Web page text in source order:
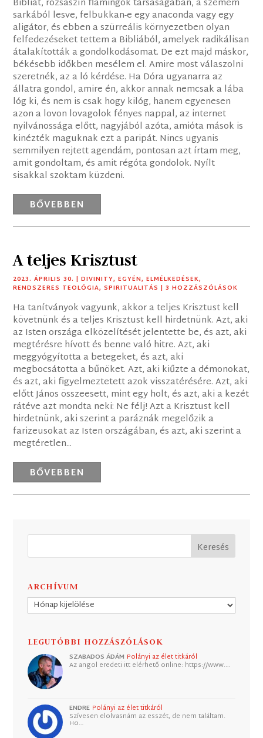
Bibliát, rózsaszín flamingók társaságában, a szemem
sarkából lesve, felbukkan-e egy anaconda vagy egy
aligátor, és ebben a szürreális környezetben olyan
felfedezéseket tettem a Bibliából, amelyek radikálisan
átalakították a gondolkodásomat. De ezt majd máskor,
békésebb időkben mesélem el. Amire most válaszolni
szeretnék, az a ló kérdése. Ha Dóra ugyanarra az
állatra gondol, amire én, akkor annak nemcsak a lába
lóg ki, és nem is csak hogy kilóg, hanem egyenesen
azon a lovon lovagolok fényes nappal, az internet
nyilvánossága előtt, nagyjából azóta, amióta mások is
kinézték maguknak ezt a paripát. Nincs ugyanis
semmilyen rejtett agendám, pontosan azt írtam meg,
amit gondoltam, és amit régóta gondolok. Nyílt
sisakkal szoktam küzdeni.
BŐVEBBEN
A teljes Krisztust
2023. ÁPRILIS 30. |DIVINITY,EGYÉN,ELMÉLKEDÉSEK,
RENDSZERES TEOLÓGIA,SPIRITUALITÁS | 3 HOZZÁSZÓLÁSOK
Ha tanítványok vagyunk, akkor a teljes Krisztust kell
követnünk és a teljes Krisztust kell hirdetnünk. Azt, aki
az Isten országa elközelítését jelentette be, és azt, aki
megtérésre hívott és benne való hitre. Azt, aki
meggyógyította a betegeket, és azt, aki
megbocsátotta a bűnöket. Azt, aki kiűzte a démonokat,
és azt, aki figyelmeztetett azok visszatérésére. Azt, aki
előtt János összeesett, mint egy holt, és azt, aki a kezét
rátéve azt mondta neki: Ne félj! Azt a Krisztust kell
hirdetnünk, aki szerint a paráznák megelőzik a
farizeusokat az Isten országában, és azt, aki szerint a
megtéretlen...
BŐVEBBEN
ARCHÍVUM
Archívum
LEGUTÓBBI HOZZÁSZÓLÁSOK
SZABADOS ÁDÁM Polányi az élet titkáról
Az angol eredeti itt elérhető online: https://www.…
ENDRE Polányi az élet titkáról
Szívesen elolvasnám az esszét, de nem találtam.
Ho…